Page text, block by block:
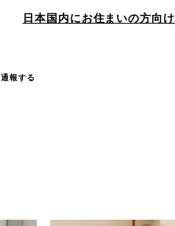
日本国内にお住まいの方向け
通報する